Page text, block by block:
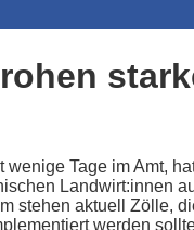
Tage im Amt,
Landwirt:innen
stehen aktuell Zölle,
werden